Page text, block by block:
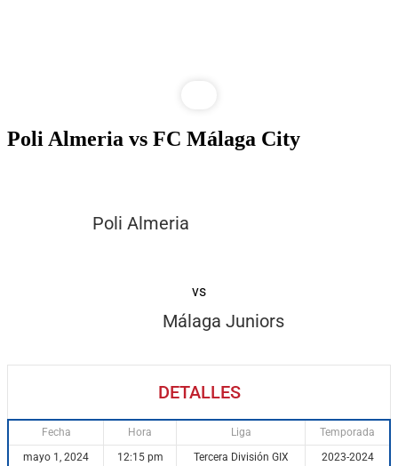
Poli Almeria vs FC Málaga City
Poli Almeria
vs
Málaga Juniors
DETALLES
Fecha Hora Liga
Temporada
mayo 1, 2024
12:15 pm Tercera División GIX 2023-2024